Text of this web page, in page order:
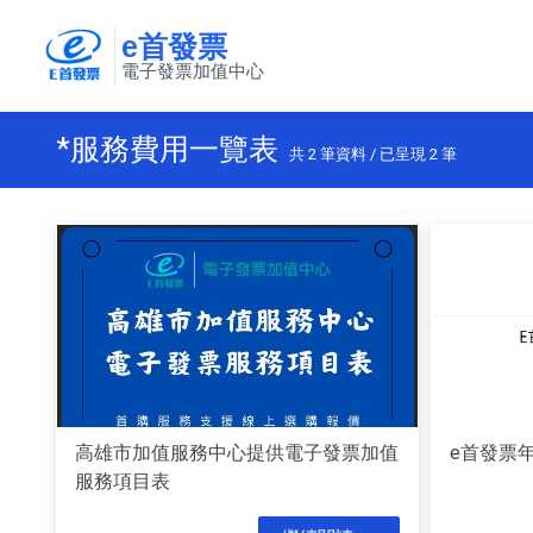
e首發票
電子發票加值中心
*服務費用一覽表 共 2 筆資料 / 已呈現 2 筆
高雄市加值服務中心提供電子發票加值
服務項目表
e首發票